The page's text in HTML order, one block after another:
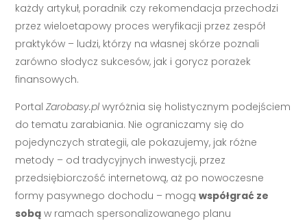
każdy artykuł, poradnik czy rekomendacja przechodzi
przez wieloetapowy proces weryfikacji przez zespół
praktyków – ludzi, którzy na własnej skórze poznali
zarówno słodycz sukcesów, jak i gorycz porażek
finansowych.
PortalZarobasy.pl wyróżnia się holistycznym podejściem
do tematu zarabiania. Nie ograniczamy się do
pojedynczych strategii, ale pokazujemy, jak różne
metody – od tradycyjnych inwestycji, przez
przedsiębiorczość internetową, aż po nowoczesne
formy pasywnego dochodu – mogąwspółgrać ze
sobą w ramach spersonalizowanego planu